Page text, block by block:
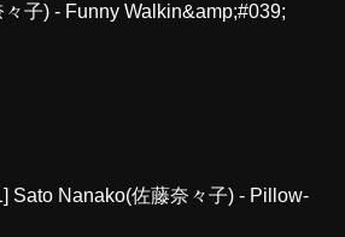
子) - Funny Walkin&amp;#039;